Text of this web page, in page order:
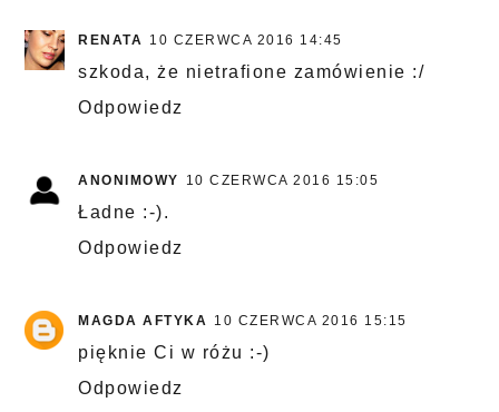
RENATA 10 CZERWCA 2016 14:45
szkoda, że nietrafione zamówienie :/
Odpowiedz
ANONIMOWY 10 CZERWCA 2016 15:05
Ładne :-).
Odpowiedz
MAGDA AFTYKA 10 CZERWCA 2016 15:15
pięknie Ci w różu :-)
Odpowiedz